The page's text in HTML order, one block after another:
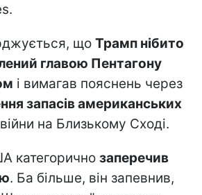
що Трамп нібито
главою Пентагону
і вимагав пояснень через
запасів американських
на Близькому Сході.
категорично заперечив
. Ба більше, він запевнив,